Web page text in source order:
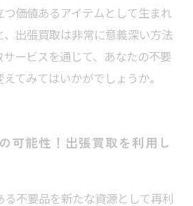
つ価値あるアイテムとして生まれ
出張買取は非常に意義深い方法
ービスを通じて、あなたの不要
てみてはいかがでしょうか。
可能性！出張買取を利用し
る不要品を新たな資源として再利